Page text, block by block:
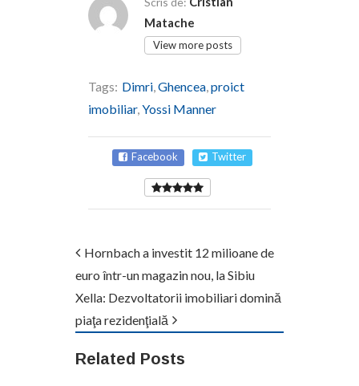
Matache
View more posts
Tags: Dimri,Ghencea,proict
imobiliar,Yossi Manner
Facebook Twitter
Hornbach a investit 12 milioane de
euro într-un magazin nou, la Sibiu
Xella: Dezvoltatorii imobiliari domină
piaţa rezidenţială
Related Posts